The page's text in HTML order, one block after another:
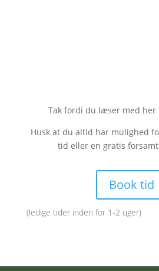
Tak fordi du læser med
Husk at du altid har mulighed
tid eller en gratis
Book tid
(ledige tider inden for 1-2 uger)